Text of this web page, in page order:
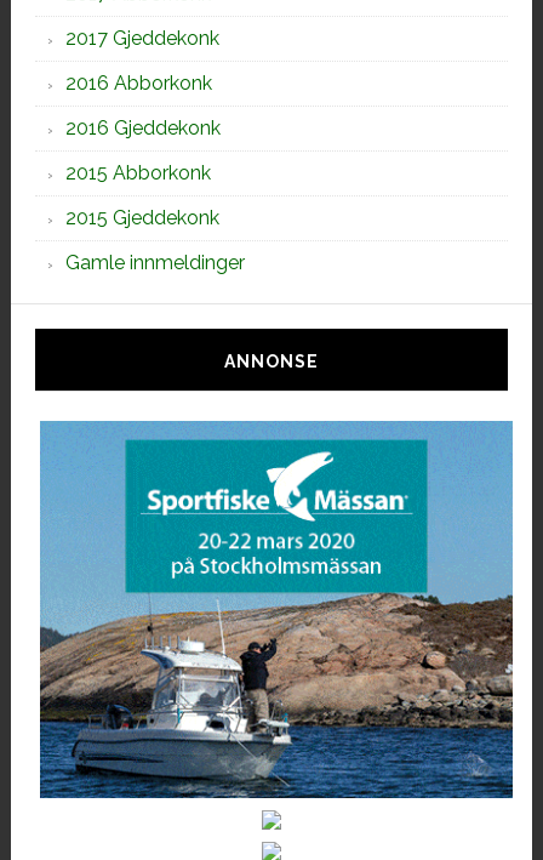
2017 Gjeddekonk
2016 Abborkonk
2016 Gjeddekonk
2015 Abborkonk
2015 Gjeddekonk
Gamle innmeldinger
ANNONSE